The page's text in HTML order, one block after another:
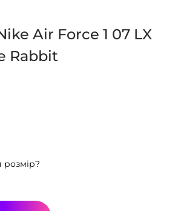
Air Force 1 07 LX
Rabbit
розмір?